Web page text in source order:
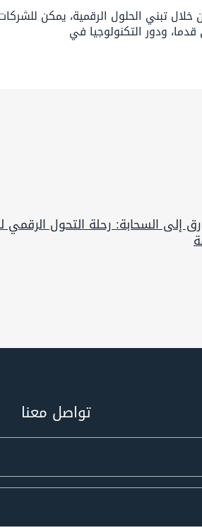
تبني الحلول الرقمية، يمكن
ودور التكنولوجيا في
إلى السحابة: رحلة التحول الرقمي
تواصل معنا